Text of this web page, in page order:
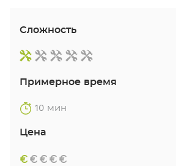
Сложность
Примерное время
10 мин
Цена
€ € € € €